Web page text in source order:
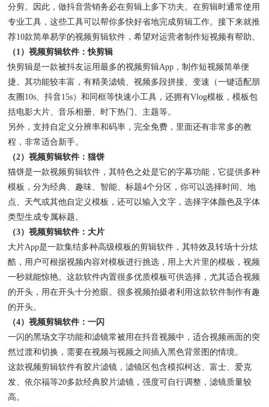
分剪。因此，做抖音营销务必在剪辑上多下功夫。在剪辑时通常使用
专业工具，这些工具可以帮你多快好省地完成剪辑工作。接下来就推
荐10款简单易学的视频剪辑软件，希望对运营者制作短视频有帮助。
（1）视频剪辑软件：快剪辑
快剪辑是一款被抖友运用最多的视频剪辑App，制作短视频简单便
捷。其功能较丰富，有精美滤镜、视频多段拼接、变速（一键适配朋
友圈10s、抖音15s）和同框等快速小工具，还拥有Vlog模板，模板包
括电影大片、音乐相册、时下热门、主题等。
另外，支持自定义分辨率和码率，完全免费，里面还有非常多的教
程，非常适合新手。
（2）视频剪辑软件：猫饼
猫饼是一款视频剪辑软件，其特色之处是它的字幕功能，它提供多种
模板，分为经典、趣味、智能、标题4个分区，你可以选择时间、地
点、天气或其他自定义模板，还可以输入文字，选择字体颜色及字体
类型生成专属标题。
（3）视频剪辑软件：大片
大片App是一款集结多种高级模板的剪辑软件，其特效及转场十分炫
酷，用户可根据视频内容对模板进行挑选，用上大片里的模板，视频
一秒就能惊艳。这款软件内置很多优质模板可供选择，尤其适合视频
的开头，用在开头十分抢眼。很多视频拍摄者利用这款软件制作有趣
的开头。
（4）视频剪辑软件：一闪
一闪的黑场文字功能和滤镜常被用在抖音视频中，适合视频画面的突
然过渡和切换，需要在视频与视频之间插入黑色背景图的情境。
这款视频剪辑软件有胶片滤镜，滤镜区包含模拟柯达、富士、爱克
发、依尔福等20多款经典胶片滤镜，强度可自行调整，滤镜质量较
高。